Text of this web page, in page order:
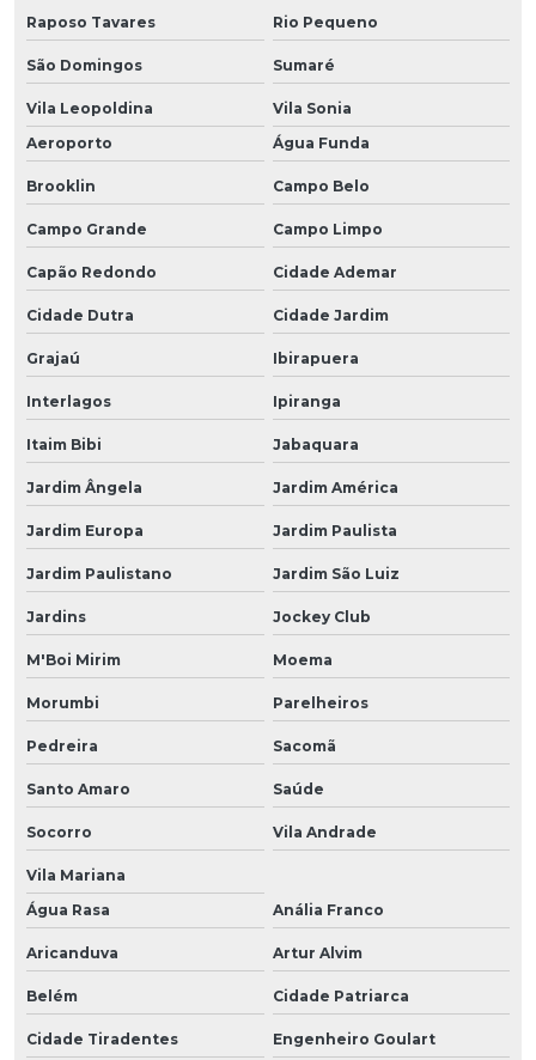
Raposo Tavares Rio Pequeno
São Domingos Sumaré
Vila Leopoldina
Vila Sonia
Aeroporto
Água Funda
Brooklin Campo Belo
Campo Grande Campo Limpo
Capão Redondo Cidade Ademar
Cidade Dutra Cidade Jardim
Grajaú Ibirapuera
Interlagos Ipiranga
Itaim Bibi Jabaquara
Jardim Ângela Jardim América
Jardim Europa Jardim Paulista
Jardim Paulistano Jardim São Luiz
Jardins Jockey Club
M'Boi Mirim Moema
Morumbi Parelheiros
Pedreira Sacomã
Santo Amaro Saúde
Socorro Vila Andrade
Vila Mariana
Água Rasa
Anália Franco
Aricanduva Artur Alvim
Belém Cidade Patriarca
Cidade Tiradentes Engenheiro Goulart